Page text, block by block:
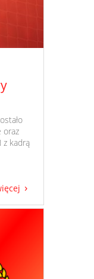
oraz
z kadrą